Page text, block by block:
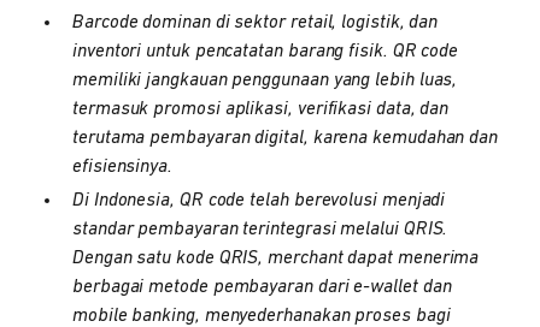
Barcode dominan di sektor retail, logistik, dan
inventori untuk pencatatan barang fisik. QR code
memiliki jangkauan penggunaan yang lebih luas,
termasuk promosi aplikasi, verifikasi data, dan
terutama pembayaran digital, karena kemudahan dan
efisiensinya.
Di Indonesia, QR code telah berevolusi menjadi
standar pembayaran terintegrasi melalui QRIS.
Dengan satu kode QRIS, merchant dapat menerima
berbagai metode pembayaran dari e-wallet dan
mobile banking, menyederhanakan proses bagi